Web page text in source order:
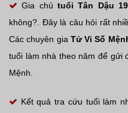
Gia chủ tuổi Tân Dậu
không?. Đây là câu hỏi rất
Các chuyên gia Tử Vi Số
tuổi làm nhà theo năm để gửi
Mệnh.
Kết quả tra cứu tuổi làm